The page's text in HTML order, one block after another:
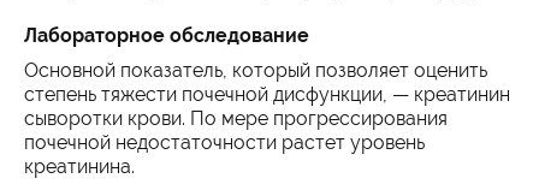
Лабораторное обследование
Основной показатель, который позволяет оценить
степень тяжести почечной дисфункции, — креатинин
сыворотки крови. По мере прогрессирования
почечной недостаточности растет уровень
креатинина.